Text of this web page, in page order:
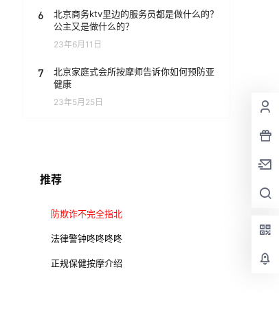
6
北京商务ktv里边的服务员都是做什么的？
公主又是做什么的？
23年6月11日
7
北京家庭式会所按摩师告诉你如何预防亚
健康
23年5月25日
推荐
防欺诈不完全指北
法律警钟咚咚咚咚
正规保健按摩介绍